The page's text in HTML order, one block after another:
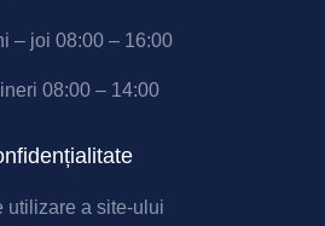
– joi 08:00 – 16:00
08:00 – 14:00
utilizare a site-ului